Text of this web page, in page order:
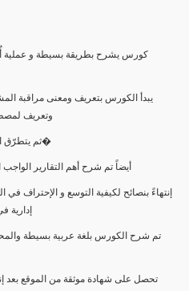
كورس يشرح بطريقة بسيطة و عملية
يبدأ الكورس بتعريف ومعنى مراقبة
وتعريف
ثم يتطرّق الكورس للجزء الأساسي و هوا شرح لمها�
أيضاً تم شرح أهم التقارير
إنتهاءً بنصائح لكيفية التوسع و الإحتراف
إدارية
تم شرح الكورس بلغة عربية بسيطة
تحصل على شهادة موثقة من الموقع بعد